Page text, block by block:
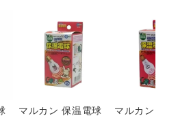
マルカン 保温電球
マルカン 保温電